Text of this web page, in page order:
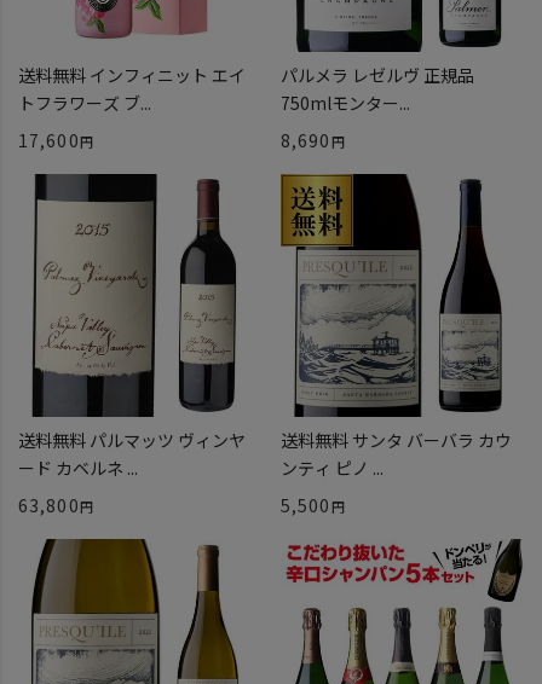
送料無料 インフィニット エイ
トフラワーズ ブ...
17,600
パルメラ レゼルヴ 正規品
750mlモンター...
8,690
送料無料 パルマッツ ヴィンヤ
ード カベルネ ...
63,800
送料無料 サンタ バーバラ カウ
ンティ ピノ ...
5,500